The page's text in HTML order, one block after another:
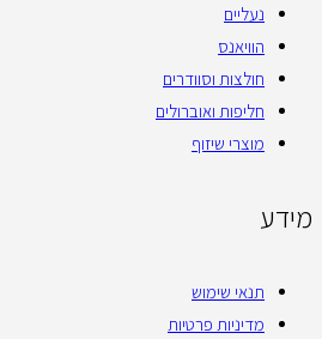
נעליים
הוויאנס
חולצות וסוודרים
חליפות ואוברולים
מוצרי שיזוף
מידע
תנאי שימוש
מדיניות פרטיות